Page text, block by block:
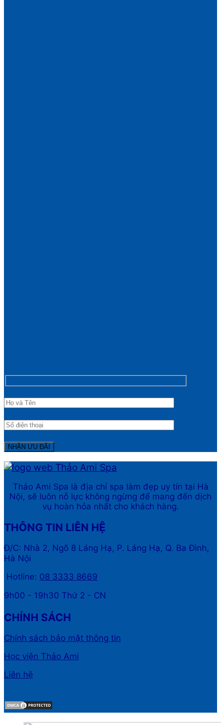
Thảo Ami Spa là địa chỉ spa làm đẹp uy tín tại Hà
Nội, sẽ luôn nỗ lực không ngừng để mang đến dịch
vụ hoàn hỏa nhất cho khách hàng.
THÔNG TIN LIÊN HỆ
Đ/C: Nhà 2, Ngõ 8 Láng Hạ, P. Láng Hạ, Q. Ba Đình,
Hà Nội
Hotline: 08 3333 8669
9h00 - 19h30 Thứ 2 - CN
CHÍNH SÁCH
Chính sách bảo mật thông tin
Học viện Thảo Ami
Liên hệ